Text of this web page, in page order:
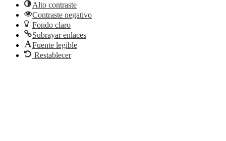
Alto contraste
Contraste negativo
Fondo claro
Subrayar enlaces
Fuente legible
Restablecer